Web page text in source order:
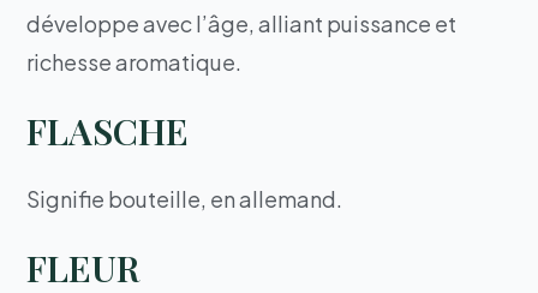
développe avec l’âge, alliant puissance et
richesse aromatique.
FLASCHE
Signifie bouteille, en allemand.
FLEUR